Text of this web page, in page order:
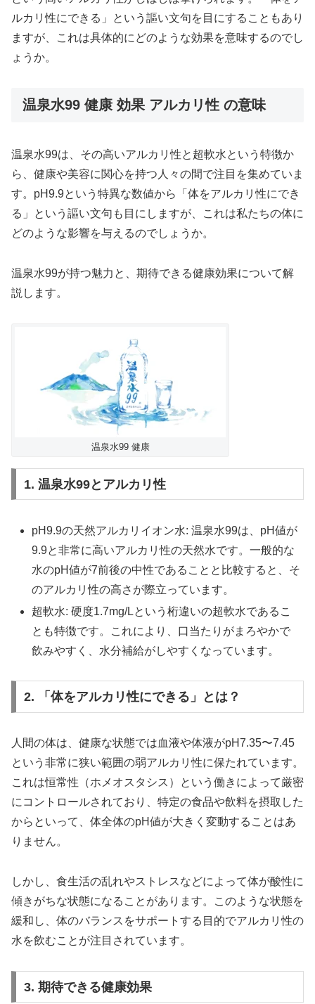
ルカリ性にできる」という謳い文句を目にすることもあり
ますが、これは具体的にどのような効果を意味するのでし
ょうか。
温泉水99 健康 効果 アルカリ性 の意味
温泉水99は、その高いアルカリ性と超軟水という特徴か
ら、健康や美容に関心を持つ人々の間で注目を集めていま
す。pH9.9という特異な数値から「体をアルカリ性にでき
る」という謳い文句も目にしますが、これは私たちの体に
どのような影響を与えるのでしょうか。
温泉水99が持つ魅力と、期待できる健康効果について解
説します。
温泉水99 健康
1. 温泉水99とアルカリ性
pH9.9の天然アルカリイオン水: 温泉水99は、pH値が
9.9と非常に高いアルカリ性の天然水です。一般的な
水のpH値が7前後の中性であることと比較すると、そ
のアルカリ性の高さが際立っています。
超軟水: 硬度1.7mg/Lという桁違いの超軟水であるこ
とも特徴です。これにより、口当たりがまろやかで
飲みやすく、水分補給がしやすくなっています。
2. 「体をアルカリ性にできる」とは？
人間の体は、健康な状態では血液や体液がpH7.35〜7.45
という非常に狭い範囲の弱アルカリ性に保たれています。
これは恒常性（ホメオスタシス）という働きによって厳密
にコントロールされており、特定の食品や飲料を摂取した
からといって、体全体のpH値が大きく変動することはあ
りません。
しかし、食生活の乱れやストレスなどによって体が酸性に
傾きがちな状態になることがあります。このような状態を
緩和し、体のバランスをサポートする目的でアルカリ性の
水を飲むことが注目されています。
3. 期待できる健康効果